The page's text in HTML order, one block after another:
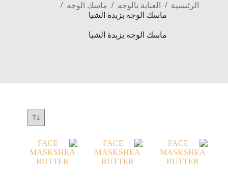
الرئيسية / العناية بالوجه / ماسك الوجه /
ماسك الوجه بزبدة الشيا
ماسك الوجه بزبدة الشيا